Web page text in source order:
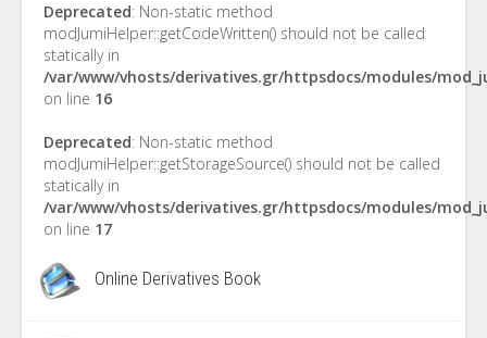
Deprecated: Non-static method
modJumiHelper::getCodeWritten() should not be called
statically in
/var/www/vhosts/derivatives.gr/httpsdocs/modules/
on line 16
Deprecated: Non-static method
modJumiHelper::getStorageSource() should not be called
statically in
/var/www/vhosts/derivatives.gr/httpsdocs/modules/
on line 17
Online Derivatives Book